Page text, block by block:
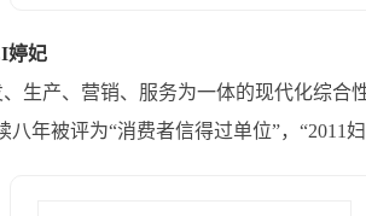
婷妃
生产、营销、服务为一体的现代化综合
八年被评为“消费者信得过单位”，